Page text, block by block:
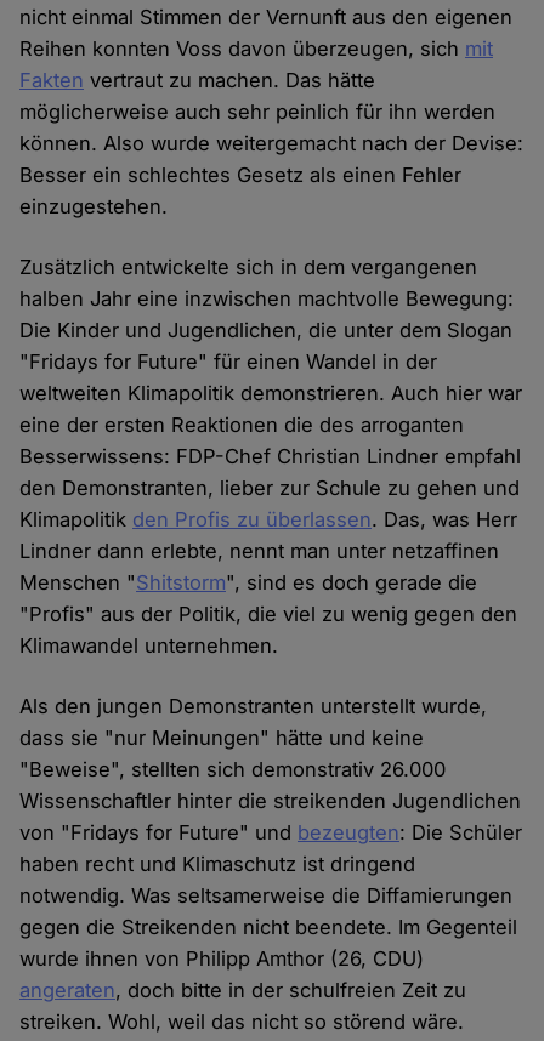
nicht einmal Stimmen der Vernunft aus den eigenen
Reihen konnten Voss davon überzeugen, sich mit
Fakten vertraut zu machen. Das hätte
möglicherweise auch sehr peinlich für ihn werden
können. Also wurde weitergemacht nach der Devise:
Besser ein schlechtes Gesetz als einen Fehler
einzugestehen.
Zusätzlich entwickelte sich in dem vergangenen
halben Jahr eine inzwischen machtvolle Bewegung:
Die Kinder und Jugendlichen, die unter dem Slogan
"Fridays for Future" für einen Wandel in der
weltweiten Klimapolitik demonstrieren. Auch hier war
eine der ersten Reaktionen die des arroganten
Besserwissens: FDP-Chef Christian Lindner empfahl
den Demonstranten, lieber zur Schule zu gehen und
Klimapolitik den Profis zu überlassen. Das, was Herr
Lindner dann erlebte, nennt man unter netzaffinen
Menschen "Shitstorm", sind es doch gerade die
"Profis" aus der Politik, die viel zu wenig gegen den
Klimawandel unternehmen.
Als den jungen Demonstranten unterstellt wurde,
dass sie "nur Meinungen" hätte und keine
"Beweise", stellten sich demonstrativ 26.000
Wissenschaftler hinter die streikenden Jugendlichen
von "Fridays for Future" und bezeugten: Die Schüler
haben recht und Klimaschutz ist dringend
notwendig. Was seltsamerweise die Diffamierungen
gegen die Streikenden nicht beendete. Im Gegenteil
wurde ihnen von Philipp Amthor (26, CDU)
angeraten, doch bitte in der schulfreien Zeit zu
streiken. Wohl, weil das nicht so störend wäre.